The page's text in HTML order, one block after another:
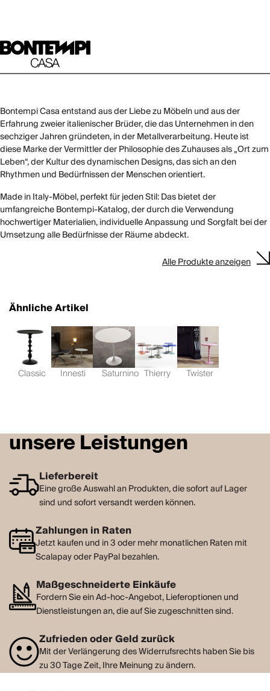
Bontempi Casa entstand aus der Liebe zu Möbeln und aus der
Erfahrung zweier italienischer Brüder, die das Unternehmen in den
sechziger Jahren gründeten, in der Metallverarbeitung. Heute ist
diese Marke der Vermittler der Philosophie des Zuhauses als „Ort zum
Leben“, der Kultur des dynamischen Designs, das sich an den
Rhythmen und Bedürfnissen der Menschen orientiert.
Made in Italy-Möbel, perfekt für jeden Stil: Das bietet der
umfangreiche Bontempi-Katalog, der durch die Verwendung
hochwertiger Materialien, individuelle Anpassung und Sorgfalt bei der
Umsetzung alle Bedürfnisse der Räume abdeckt.
Alle Produkte anzeigen
Ähnliche Artikel
Classic Innesti Saturnino Thierry Twister
unsere Leistungen
Lieferbereit
Eine große Auswahl an Produkten, die sofort auf Lager
sind und sofort versandt werden können.
Zahlungen in Raten
Jetzt kaufen und in 3 oder mehr monatlichen Raten mit
Scalapay oder PayPal bezahlen.
Maßgeschneiderte Einkäufe
Fordern Sie ein Ad-hoc-Angebot, Lieferoptionen und
Dienstleistungen an, die auf Sie zugeschnitten sind.
Zufrieden oder Geld zurück
Mit der Verlängerung des Widerrufsrechts haben Sie bis
zu 30 Tage Zeit, Ihre Meinung zu ändern.